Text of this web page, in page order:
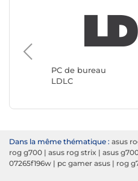
PC de bureau
LDLC
Dans la même thématique : asus
rog g700 | asus rog strix | asus
07265f196w | pc gamer asus | rog